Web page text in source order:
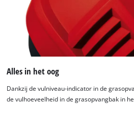
Alles in het oog
Dankzij de vulniveau-indicator in de
de vulhoeveelheid in de grasopvangbak in